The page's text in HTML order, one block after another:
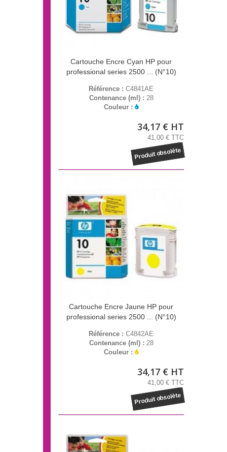
Cartouche Encre Cyan HP pour
professional series 2500 ... (N°10)
Référence : C4841AE
Contenance (ml) : 28
Couleur :
34,17 € HT
41,00 € TTC
Produit obsolète
Cartouche Encre Jaune HP pour
professional series 2500 ... (N°10)
Référence : C4842AE
Contenance (ml) : 28
Couleur :
34,17 € HT
41,00 € TTC
Produit obsolète